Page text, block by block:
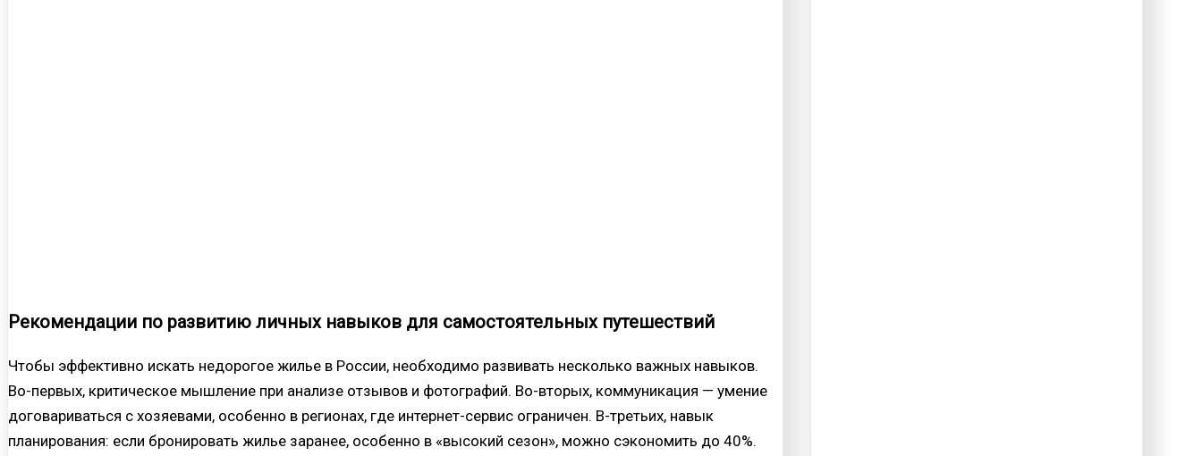
Рекомендации по развитию личных навыков для самостоятельных путешествий
Чтобы эффективно искать недорогое жилье в России, необходимо развивать несколько важных навыков.
Во-первых, критическое мышление при анализе отзывов и фотографий. Во-вторых, коммуникация — умение
договариваться с хозяевами, особенно в регионах, где интернет-сервис ограничен. В-третьих, навык
планирования: если бронировать жилье заранее, особенно в «высокий сезон», можно сэкономить до 40%.